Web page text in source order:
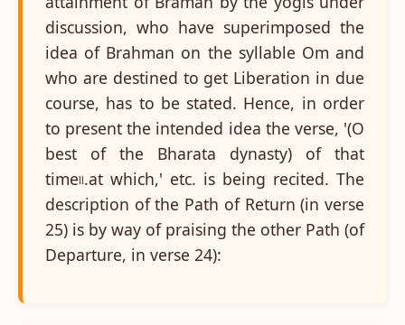
discussion, who have superimposed the
idea of Brahman on the syllable Om and
who are destined to get Liberation in due
course, has to be stated. Hence, in order
to present the intended idea the verse, '(O
best of the Bharata dynasty) of that
time৷৷.at which,' etc. is being recited. The
description of the Path of Return (in verse
25) is by way of praising the other Path (of
Departure, in verse 24):